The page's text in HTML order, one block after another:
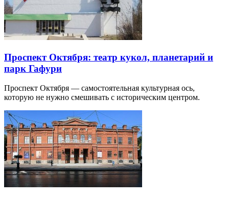
Проспект Октября: театр кукол, планетарий и
парк Гафури
Проспект Октября — самостоятельная культурная ось,
которую не нужно смешивать с историческим центром.